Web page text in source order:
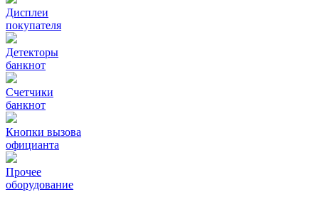
Дисплеи
покупателя
Детекторы
банкнот
Счетчики
банкнот
Кнопки вызова
официанта
Прочее
оборудование